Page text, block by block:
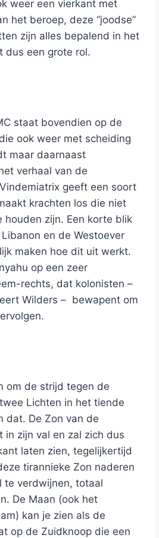
weer een vierkant met
het beroep, deze “joodse”
zijn alles bepalend in het
dus een grote rol.
staat bovendien op de
ook weer met scheiding
maar daarnaast
verhaal van de
geeft een soort
krachten los die niet
houden zijn. Een korte blik
en de Westoever
maken hoe dit uit werkt.
op een zeer
rechts, dat kolonisten –
Wilders – bewapent om
om de strijd tegen de
Lichten in het tiende
dat. De Zon van de
in zijn val en zal zich dus
laten zien, tegelijkertijd
tirannieke Zon naderen
te verdwijnen, totaal
De Maan (ook het
kan je zien als de
op de Zuidknoop die een